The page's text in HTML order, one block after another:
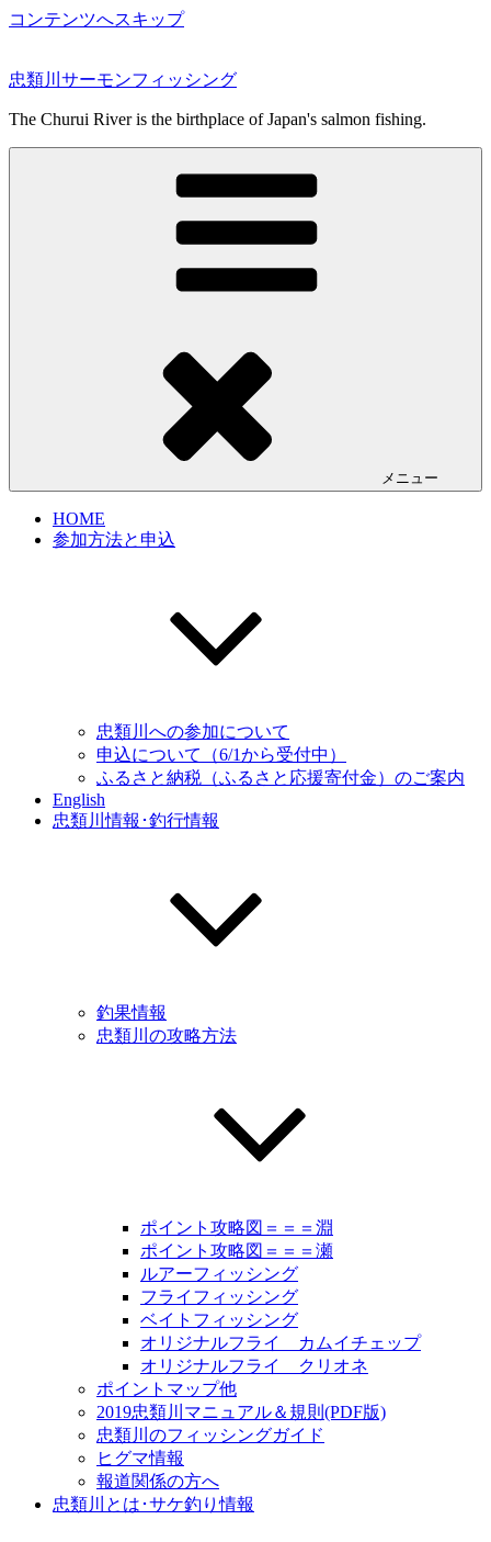
コンテンツへスキップ
忠類川サーモンフィッシング
The Churui River is the birthplace of Japan's salmon fishing.
メニュー
HOME
参加方法と申込
忠類川への参加について
申込について（6/1から受付中）
ふるさと納税（ふるさと応援寄付金）のご案内
English
忠類川情報･釣行情報
釣果情報
忠類川の攻略方法
ポイント攻略図＝＝＝淵
ポイント攻略図＝＝＝瀬
ルアーフィッシング
フライフィッシング
ベイトフィッシング
オリジナルフライ カムイチェップ
オリジナルフライ クリオネ
ポイントマップ他
2019忠類川マニュアル＆規則(PDF版)
忠類川のフィッシングガイド
ヒグマ情報
報道関係の方へ
忠類川とは･サケ釣り情報